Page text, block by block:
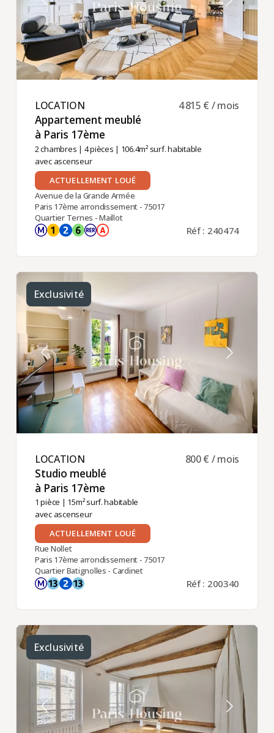
LOCATION ​
Appartement meublé
à Paris 17ème ​
2 chambres | 4 pièces | 106.4m² surf. habitable
avec ascenseur
4 815 € / mois
ACTUELLEMENT LOUÉ
Avenue de la Grande Armée
Paris 17ème arrondissement - 75017
Quartier Ternes - Maillot
Réf : 240474
Exclusivité
LOCATION ​
Studio meublé
à Paris 17ème ​
1 pièce | 15m² surf. habitable
avec ascenseur
800 € / mois
ACTUELLEMENT LOUÉ
Rue Nollet
Paris 17ème arrondissement - 75017
Quartier Batignolles - Cardinet
Réf : 200340
Exclusivité